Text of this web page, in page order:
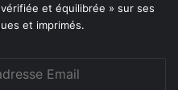
et équilibrée » sur ses
et imprimés.